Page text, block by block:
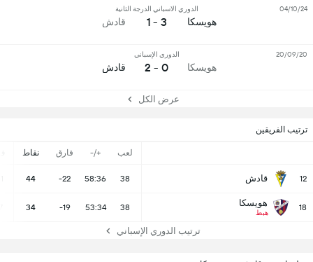
ترتيب الفريقين
لعب +/- فارق نقاط
12 قادش 38
58:36
-22
44
18 هويسكا
هبط
38
53:34
-19
34
ترتيب الدوري الإسباني
هويسكا
الدوري الاسباني الدرجة الثانية
3 - 1 قادش
04/10/24
هويسكا
الدوري الإسباني
0 - 2 قادش
20/09/20
عرض الكل